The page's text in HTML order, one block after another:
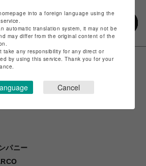
パニー
into a foreign language using the
automatic translation system, it may not be
may differ from the original content of the
take any responsibility for any direct or
by using this service. Thank you for your
Cancel